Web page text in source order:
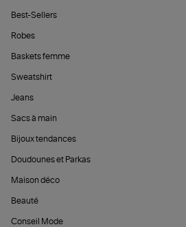
Best-Sellers
Robes
Baskets femme
Sweatshirt
Jeans
Sacs à main
Bijoux tendances
Doudounes et Parkas
Maison déco
Beauté
Conseil Mode